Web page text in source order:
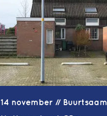
14 november // Buurtsaam